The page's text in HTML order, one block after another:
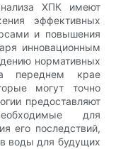
ХПК имеют
эффективных
и повышения
инновационным
нормативных
переднем крае
могут точно
предоставляют
для
его последствий,
воды для будущих